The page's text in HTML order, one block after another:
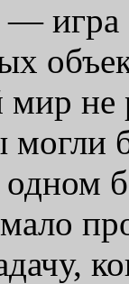
игра
не
одном
мало